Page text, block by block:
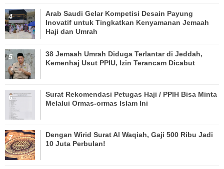
Arab Saudi Gelar Kompetisi Desain Payung
Inovatif untuk Tingkatkan Kenyamanan Jemaah
Haji dan Umrah
38 Jemaah Umrah Diduga Terlantar di Jeddah,
Kemenhaj Usut PPIU, Izin Terancam Dicabut
Surat Rekomendasi Petugas Haji / PPIH Bisa Minta
Melalui Ormas-ormas Islam Ini
Dengan Wirid Surat Al Waqiah, Gaji 500 Ribu Jadi
10 Juta Perbulan!